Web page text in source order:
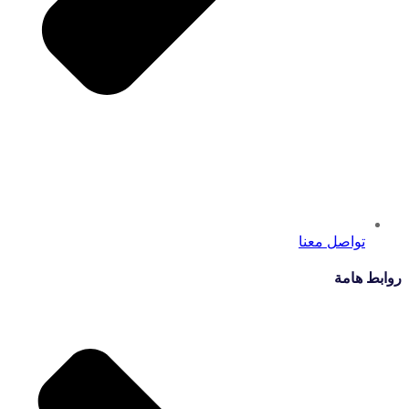
تواصل معنا
روابط هامة